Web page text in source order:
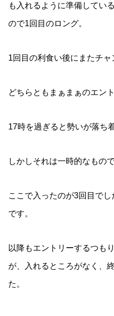
も入れるように準備してい
ので1回目のロング。
1回目の利食い後にまたチャ
どちらともまぁまぁのエン
17時を過ぎると勢いが落ち
しかしそれは一時的なもの
ここで入ったのが3回目で
です。
以降もエントリーするつも
が、入れるところがなく、
た。